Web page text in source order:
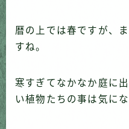
暦の上では春ですが、
すね。
寒すぎてなかなか庭に
い植物たちの事は気にな